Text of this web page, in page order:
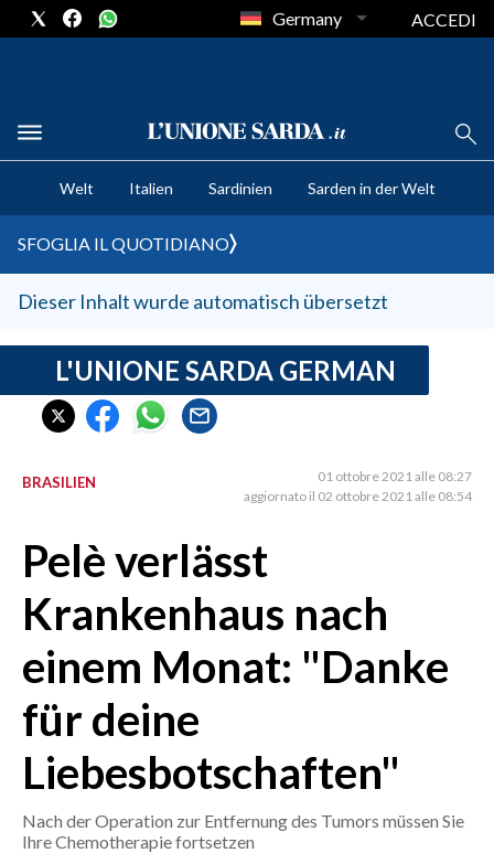
CRONACA SARDEGNA
CAGLIARI
SULCIS IGLESIENTE
MEDIO CAMPIDANO
SASSARI E PROVINCIA
GALLURA
NUORO E PROVINCIA
AGENDA
CRONACA
ITALIA
MONDO
POLITICA
ECONOMIA
SERVIZI ALLE IMPRESE
BANDI
Germany ACCEDI
Welt Italien Sardinien Sarden in der Welt
SFOGLIA IL QUOTIDIANO
Dieser Inhalt wurde automatisch übersetzt
L'UNIONE SARDA GERMAN
BRASILIEN
01 ottobre 2021 alle 08:27
aggiornato il 02 ottobre 2021 alle 08:54
Pelè verlässt
Krankenhaus nach
einem Monat: "Danke
für deine
Liebesbotschaften"
Nach der Operation zur Entfernung des Tumors müssen Sie
Ihre Chemotherapie fortsetzen